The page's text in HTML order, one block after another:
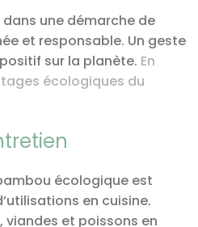
une démarche de
et responsable. Un geste
sur la planète. En
écologiques du
écologique est
en cuisine.
viandes et poissons en